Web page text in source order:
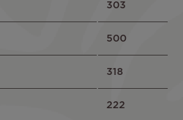
303
500
318
222